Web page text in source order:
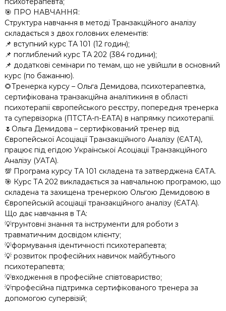
🎯 ПРО НАВЧАННЯ:
Структура навчання в методі Транзакційного аналізу
складається з двох головних елементів:
📌 вступний курс ТА 101 (12 годин);
📌 поглиблений курс ТА 202 (384 години);
📌 додаткові семінари по темам, що не увійшли в основний
курс (по бажанню).
🌻Тренерка курсу – Ольга Демидова, психотерапевтка,
сертифікована транзакційна аналітикиня в області
психотерапії європейського реєстру, попередня тренерка
та супервізорка (ПТСТА-п-EATA) в напрямку психотерапії.
🌷Ольга Демидова – сертифікований тренер від
Європейської Асоціації Транзакційного Аналізу (ЄАТА),
працює під егідою Української Асоціації Транзакційного
Аналізу (УАТА).
💯 Програма курсу ТА 101 складена та затверджена ЄАТА.
🎯 Курс ТА 202 викладається за навчальною програмою, що
складена та захищена тренеркою Ольгою Демидовою в
Європейській асоціації транзакційного аналізу (ЄАТА).
Що дає навчання в ТА:
💡грунтовні знання та інструменти для роботи з
травматичним досвідом клієнту;
💡формування ідентичності психотерапевта;
💡 розвиток професійних навичок майбутнього
психотерапевта;
💡входження в професійне співтовариство;
💡професійна підтримка сертифікованого тренера за
допомогою супервізій;